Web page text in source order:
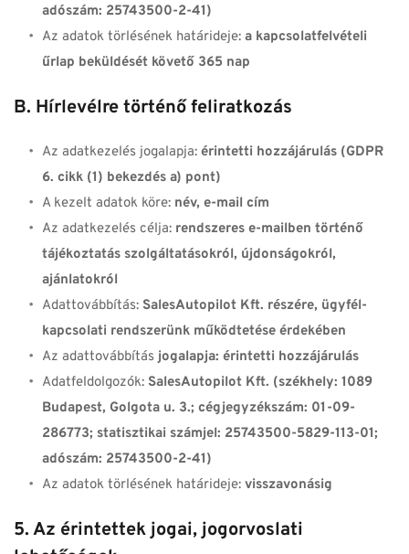
adószám: 25743500-2-41)
Az adatok törlésének határideje: a kapcsolatfelvételi
űrlap beküldését követő 365 nap
B. Hírlevélre történő feliratkozás
Az adatkezelés jogalapja: érintetti hozzájárulás (GDPR
6. cikk (1) bekezdés a) pont)
A kezelt adatok köre: név, e-mail cím
Az adatkezelés célja: rendszeres e-mailben történő
tájékoztatás szolgáltatásokról, újdonságokról,
ajánlatokról
Adattovábbítás: SalesAutopilot Kft. részére, ügyfél-
kapcsolati rendszerünk működtetése érdekében
Az adattovábbítás jogalapja: ­érintetti hozzájárulás
Adatfeldolgozók: SalesAutopilot Kft. (székhely: 1089
Budapest, Golgota u. 3.; cégjegyzékszám: 01-09-
286773; statisztikai számjel: 25743500-5829-113-01;
adószám: 25743500-2-41)
Az adatok törlésének határideje: visszavonásig
5. Az érintettek jogai, jogorvoslati